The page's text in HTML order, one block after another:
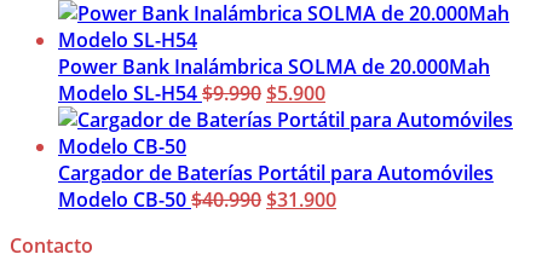
precio
era:
$5.990.
precio
es:
$3.900.
Power Bank Inalámbrica SOLMA de 20.000Mah
Modelo SL-H54$9.990El
precio
era:
$9.990.
$5.900El
precio
es:
$5.900.
Cargador de Baterías Portátil para Automóviles
Modelo CB-50$40.990El
$31.900El
Contacto